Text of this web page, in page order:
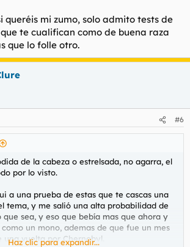
queréis mi zumo, solo admito tests de
te cualifican como de buena raza
que lo folle otro.
#6
de la cabeza o estrelsada, no agarra, el
por lo visto.
a una prueba de estas que te cascas una
tema, y me salió una alta probabilidad de
sea, y eso que bebía mas que ahora y
un mono, ademas de que fue un mes
una vuelta por Chernobyl.
Haz clic para expandir...